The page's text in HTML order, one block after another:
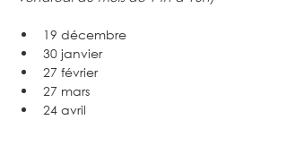
19 décembre
30 janvier
27 février
27 mars
24 avril